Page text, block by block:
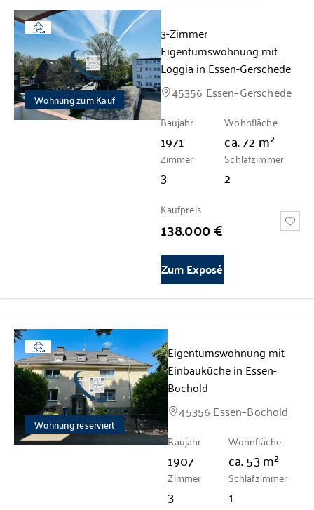
360°
Wohnung zum Kauf
3-Zimmer
Eigentumswohnung mit
Loggia in Essen-Gerschede
45356 Essen–Gerschede
Baujahr
1971
Wohnfläche
ca.72 m²
Zimmer
3
Schlafzimmer
2
Kaufpreis
138.000 €
Zum Exposé
360°
Wohnung reserviert
Eigentumswohnung mit
Einbauküche in Essen-
Bochold
45356 Essen–Bochold
Baujahr
1907
Wohnfläche
ca.53m²
Zimmer
3
Schlafzimmer
1